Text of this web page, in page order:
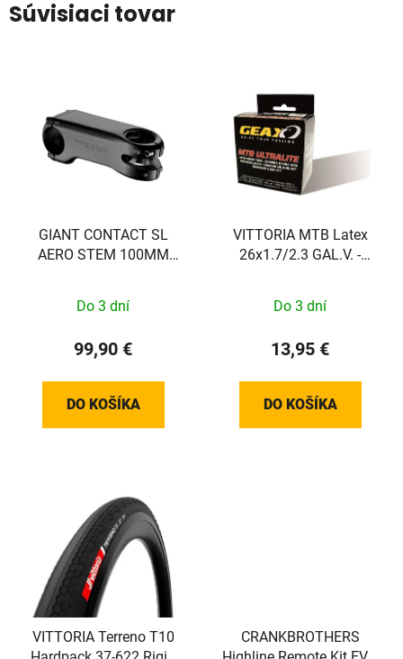
Súvisiaci tovar
GIANT CONTACT SL
AERO STEM 100MM
Do 3 dní
99,90 €
DO KOŠÍKA
VITTORIA MTB Latex
26x1.7/2.3 GAL.V. -
Do 3 dní
13,95 €
DO KOŠÍKA
VITTORIA Terreno T10
CRANKBROTHERS